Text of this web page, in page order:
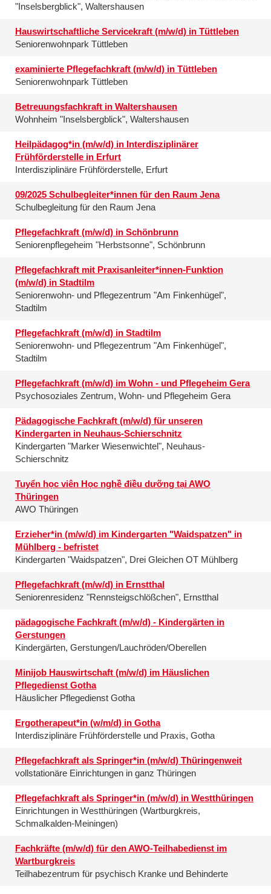
"Inselsbergblick", Waltershausen
Hauswirtschaftliche Servicekraft (m/w/d) in Tüttleben
Seniorenwohnpark Tüttleben
examinierte Pflegefachkraft (m/w/d) in Tüttleben
Seniorenwohnpark Tüttleben
Betreuungsfachkraft in Waltershausen
Wohnheim "Inselsbergblick", Waltershausen
Heilpädagog*in (m/w/d) in Interdisziplinärer
Frühförderstelle in Erfurt
Interdisziplinäre Frühförderstelle, Erfurt
09/2025 Schulbegleiter*innen für den Raum Jena
Schulbegleitung für den Raum Jena
Pflegefachkraft (m/w/d) in Schönbrunn
Seniorenpflegeheim "Herbstsonne", Schönbrunn
Pflegefachkraft mit Praxisanleiter*innen-Funktion
(m/w/d) in Stadtilm
Seniorenwohn- und Pflegezentrum "Am Finkenhügel",
Stadtilm
Pflegefachkraft (m/w/d) in Stadtilm
Seniorenwohn- und Pflegezentrum "Am Finkenhügel",
Stadtilm
Pflegefachkraft (m/w/d) im Wohn - und Pflegeheim Gera
Psychosoziales Zentrum, Wohn- und Pflegeheim Gera
Pädagogische Fachkraft (m/w/d) für unseren
Kindergarten in Neuhaus-Schierschnitz
Kindergarten "Marker Wiesenwichtel", Neuhaus-
Schierschnitz
Tuyển học viên Học nghề điều dưỡng tại AWO
Thüringen
AWO Thüringen
Erzieher*in (m/w/d) im Kindergarten "Waidspatzen" in
Mühlberg - befristet
Kindergarten "Waidspatzen", Drei Gleichen OT Mühlberg
Pflegefachkraft (m/w/d) in Ernstthal
Seniorenresidenz "Rennsteigschlößchen", Ernstthal
pädagogische Fachkraft (m/w/d) - Kindergärten in
Gerstungen
Kindergärten, Gerstungen/Lauchröden/Oberellen
Minijob Hauswirtschaft (m/w/d) im Häuslichen
Pflegedienst Gotha
Häuslicher Pflegedienst Gotha
Ergotherapeut*in (w/m/d) in Gotha
Interdisziplinäre Frühförderstelle und Praxis, Gotha
Pflegefachkraft als Springer*in (m/w/d) Thüringenweit
vollstationäre Einrichtungen in ganz Thüringen
Pflegefachkraft als Springer*in (m/w/d) in Westthüringen
Einrichtungen in Westthüringen (Wartburgkreis,
Schmalkalden-Meiningen)
Fachkräfte (m/w/d) für den AWO-Teilhabedienst im
Wartburgkreis
Teilhabezentrum für psychisch Kranke und Behinderte